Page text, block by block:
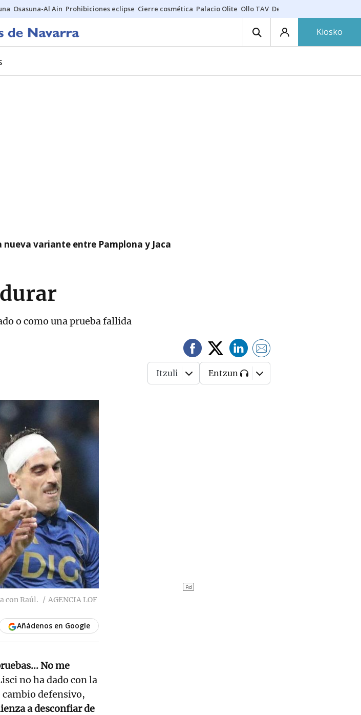
Osasuna-Al Ain Prohibiciones eclipse Cierre cosmética Palacio Olite Ollo TAV Derrama vecinos
Kiosko
variante entre Pamplona y Jaca
o como una prueba fallida
Itzuli Entzun
con Raúl. AGENCIA LOF
Añádenos en Google
No me
no ha dado con la
cambio defensivo,
a desconfiar de